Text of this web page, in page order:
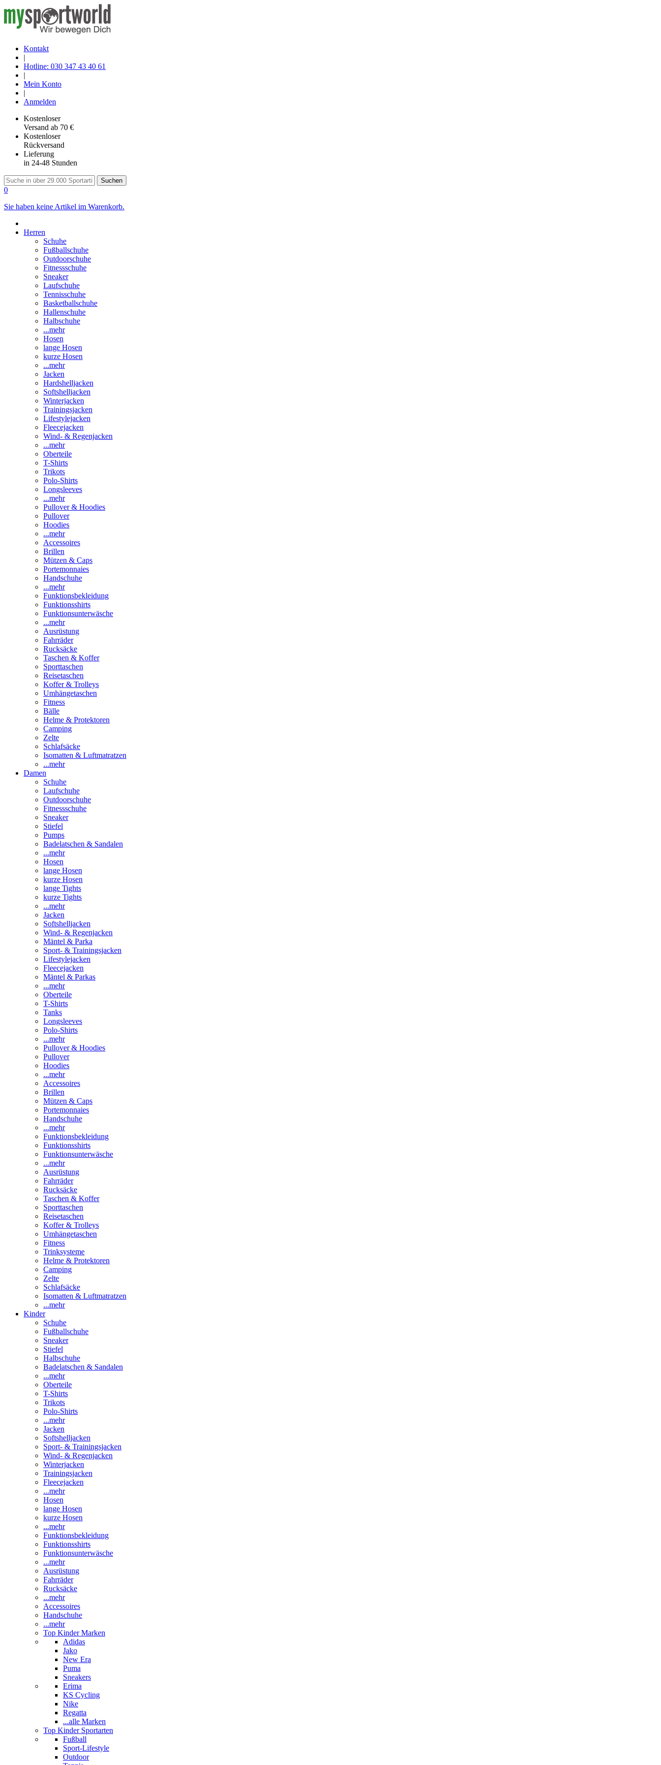
Kontakt
|
Hotline: 030 347 43 40 61
|
Mein Konto
|
Anmelden
Kostenloser
Versand ab 70 €
Kostenloser
Rückversand
Lieferung
in 24-48 Stunden
Suchen
0
Sie haben keine Artikel im Warenkorb.
Herren
Schuhe
Fußballschuhe
Outdoorschuhe
Fitnessschuhe
Sneaker
Laufschuhe
Tennisschuhe
Basketballschuhe
Hallenschuhe
Halbschuhe
...mehr
Hosen
lange Hosen
kurze Hosen
...mehr
Jacken
Hardshelljacken
Softshelljacken
Winterjacken
Trainingsjacken
Lifestylejacken
Fleecejacken
Wind- & Regenjacken
...mehr
Oberteile
T-Shirts
Trikots
Polo-Shirts
Longsleeves
...mehr
Pullover & Hoodies
Pullover
Hoodies
...mehr
Accessoires
Brillen
Mützen & Caps
Portemonnaies
Handschuhe
...mehr
Funktionsbekleidung
Funktionsshirts
Funktionsunterwäsche
...mehr
Ausrüstung
Fahrräder
Rucksäcke
Taschen & Koffer
Sporttaschen
Reisetaschen
Koffer & Trolleys
Umhängetaschen
Fitness
Bälle
Helme & Protektoren
Camping
Zelte
Schlafsäcke
Isomatten & Luftmatratzen
...mehr
Damen
Schuhe
Laufschuhe
Outdoorschuhe
Fitnessschuhe
Sneaker
Stiefel
Pumps
Badelatschen & Sandalen
...mehr
Hosen
lange Hosen
kurze Hosen
lange Tights
kurze Tights
...mehr
Jacken
Softshelljacken
Wind- & Regenjacken
Mäntel & Parka
Sport- & Trainingsjacken
Lifestylejacken
Fleecejacken
Mäntel & Parkas
...mehr
Oberteile
T-Shirts
Tanks
Longsleeves
Polo-Shirts
...mehr
Pullover & Hoodies
Pullover
Hoodies
...mehr
Accessoires
Brillen
Mützen & Caps
Portemonnaies
Handschuhe
...mehr
Funktionsbekleidung
Funktionsshirts
Funktionsunterwäsche
...mehr
Ausrüstung
Fahrräder
Rucksäcke
Taschen & Koffer
Sporttaschen
Reisetaschen
Koffer & Trolleys
Umhängetaschen
Fitness
Trinksysteme
Helme & Protektoren
Camping
Zelte
Schlafsäcke
Isomatten & Luftmatratzen
...mehr
Kinder
Schuhe
Fußballschuhe
Sneaker
Stiefel
Halbschuhe
Badelatschen & Sandalen
...mehr
Oberteile
T-Shirts
Trikots
Polo-Shirts
...mehr
Jacken
Softshelljacken
Sport- & Trainingsjacken
Wind- & Regenjacken
Winterjacken
Trainingsjacken
Fleecejacken
...mehr
Hosen
lange Hosen
kurze Hosen
...mehr
Funktionsbekleidung
Funktionsshirts
Funktionsunterwäsche
...mehr
Ausrüstung
Fahrräder
Rucksäcke
...mehr
Accessoires
Handschuhe
...mehr
Top Kinder Marken
Adidas
Jako
New Era
Puma
Sneakers
Erima
KS Cycling
Nike
Regatta
...alle Marken
Top Kinder Sportarten
Fußball
Sport-Lifestyle
Outdoor